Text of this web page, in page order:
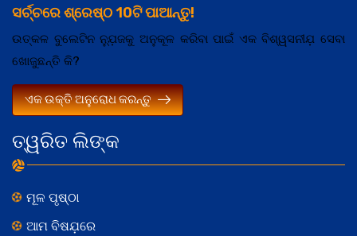
ତ୍ୱରିତ ଲିଙ୍କ
ମୂଳ ପୃଷ୍ଠା
ଆମ ବିଷଯ଼ରେ
ସର୍ଚ୍ଚରେ ଶ୍ରେଷ୍ଠ 10ଟି ପାଆନ୍ତୁ!
ଉତ୍କଳ ବୁଲେଟିନ ନ୍ଯ଼ୁଜକୁ ଅନୁକୂଳ କରିବା ପାଇଁ ଏକ ବିଶ୍ୱସନୀଯ଼ ସେବା
ଖୋଜୁଛନ୍ତି କି?
ଏକ ଉକ୍ତି ଅନୁରୋଧ କରନ୍ତୁ